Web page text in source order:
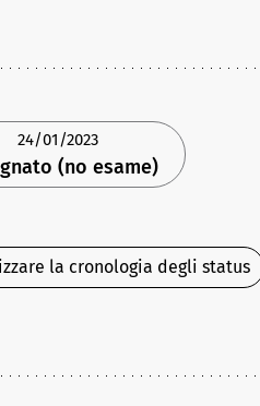
24/01/2023
(no esame)
la cronologia degli status